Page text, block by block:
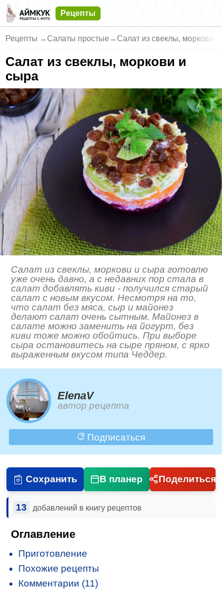
Рецепты
Рецепты → Салаты простые → Салат из свеклы, моркови
Салат из свеклы, моркови и
сыра
Салат из свеклы, моркови и сыра готовлю
уже очень давно, а с недавних пор стала в
салат добавлять киви - получился старый
салат с новым вкусом. Несмотря на то,
что салат без мяса, сыр и майонез
делают салат очень сытным. Майонез в
салате можно заменить на йогурт, без
киви тоже можно обойтись. При выборе
сыра остановитесь на сыре пряном, с ярко
выраженным вкусом типа Чеддер.
ElenaV
автор рецепта
Подписаться
Сохранить В планер Поделиться
13 добавлений в книгу рецептов
Оглавление
Приготовление
Похожие рецепты
Комментарии (11)